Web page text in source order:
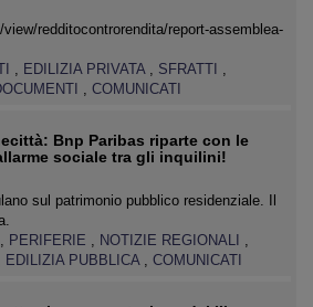
redditocontrorendita/report-assemblea-
, EDILIZIA PRIVATA , SFRATTI ,
, COMUNICATI
Bnp Paribas riparte con le
sociale tra gli inquilini!
sul patrimonio pubblico residenziale. Il
, PERIFERIE , NOTIZIE REGIONALI ,
EDILIZIA PUBBLICA , COMUNICATI